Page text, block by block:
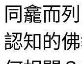
同龕而
認知的